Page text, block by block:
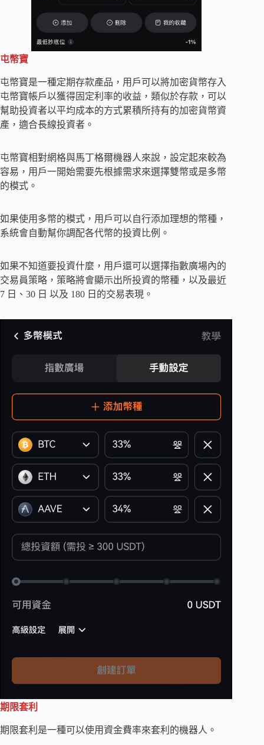
屯幣寶
屯幣寶是一種定期存款產品，用戶可以將加密貨幣存入
屯幣寶帳戶以獲得固定利率的收益，類似於存款，可以
幫助投資者以平均成本的方式累積所持有的加密貨幣資
產，適合長線投資者。
屯幣寶相對網格與馬丁格爾機器人來說，設定起來較為
容易，用戶一開始需要先根據需求來選擇雙幣或是多幣
的模式。
如果使用多幣的模式，用戶可以自行添加理想的幣種，
系統會自動幫你調配各代幣的投資比例。
如果不知道要投資什麼，用戶還可以選擇指數廣場內的
交易員策略，策略將會顯示出所投資的幣種，以及最近
7 日、30 日 以及 180 日的交易表現。
期限套利
期限套利是一種可以使用資金費率來套利的機器人。